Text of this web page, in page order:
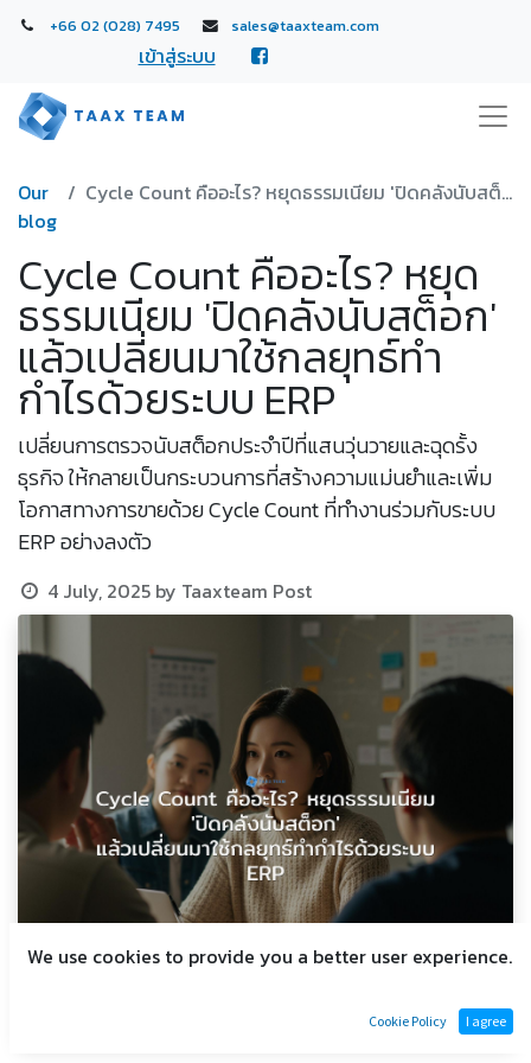
+66 02 (028) 7495 sales@taaxteam.com
เข้าสู่ระบบ
Our
blog
Cycle Count คืออะไร? หยุดธรรมเนียม 'ปิดคลังนับสต็อก' แล้วเปลี่ยนมาใช้กลยุทธ์ทำกำไรด้วยระบบ ERP
Cycle Count คืออะไร? หยุด
ธรรมเนียม 'ปิดคลังนับสต็อก'
แล้วเปลี่ยนมาใช้กลยุทธ์ทำ
กำไรด้วยระบบ ERP
เปลี่ยนการตรวจนับสต็อกประจำปีที่แสนวุ่นวายและฉุดรั้ง
ธุรกิจ ให้กลายเป็นกระบวนการที่สร้างความแม่นยำและเพิ่ม
โอกาสทางการขายด้วย Cycle Count ที่ทำงานร่วมกับระบบ
ERP อย่างลงตัว
4 July, 2025 by Taaxteam Post
We use cookies to provide you a better user experience.
Cookie Policy I agree